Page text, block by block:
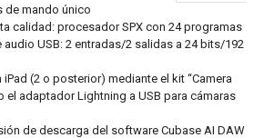
de mando único
calidad: procesador SPX con 24 programas
audio USB: 2 entradas/2 salidas a 24 bits/192
iPad (2 o posterior) mediante el kit “Camera
el adaptador Lightning a USB para cámaras
de descarga del software Cubase AI DAW